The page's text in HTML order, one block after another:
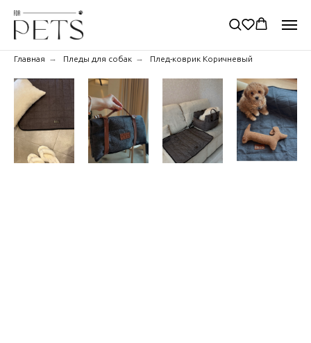
Главная → Пледы для собак → Плед-коврик Коричневый